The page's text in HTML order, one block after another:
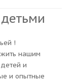
!
нашим
и
и опытные